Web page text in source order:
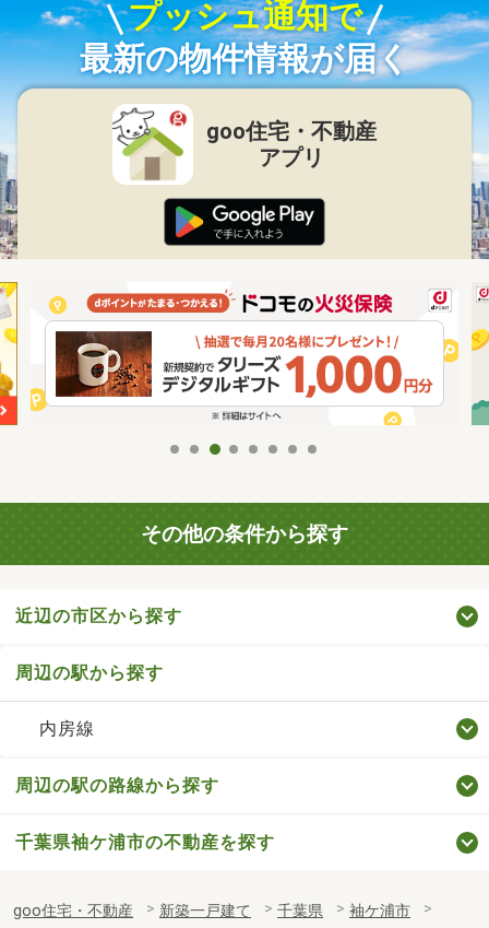
プッシュ通知で
最新の物件情報が届く
goo住宅・不動産
アプリ
その他の条件から探す
近辺の市区から探す
周辺の駅から探す
内房線
周辺の駅の路線から探す
千葉県袖ケ浦市の不動産を探す
goo住宅・不動産 新築一戸建て 千葉県
袖ケ浦市